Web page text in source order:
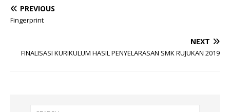
PREVIOUS
Fingerprint
NEXT
FINALISASI KURIKULUM HASIL PENYELARASAN SMK RUJUKAN 2019